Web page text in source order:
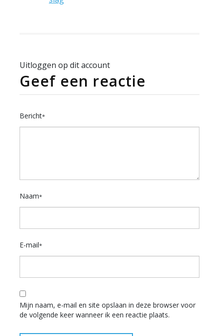
Uitloggen op dit account
Geef een reactie
Bericht*
Naam*
E-mail*
Mijn naam, e-mail en site opslaan in deze browser voor
de volgende keer wanneer ik een reactie plaats.